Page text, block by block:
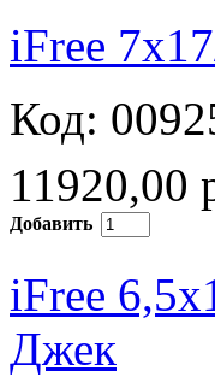
iFree
Код:
11920,00
Добавить
iFree
Джек